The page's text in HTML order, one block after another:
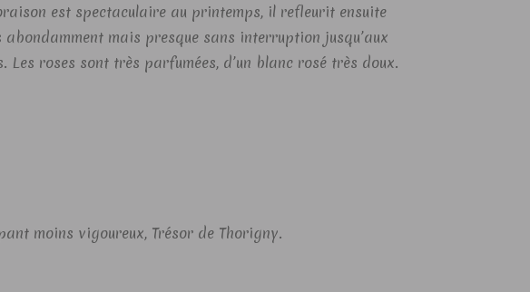
est spectaculaire au printemps, il refleurit ensuite
abondamment mais presque sans interruption jusqu’aux
Les roses sont très parfumées, d’un blanc rosé très doux.
moins vigoureux, Trésor de Thorigny.